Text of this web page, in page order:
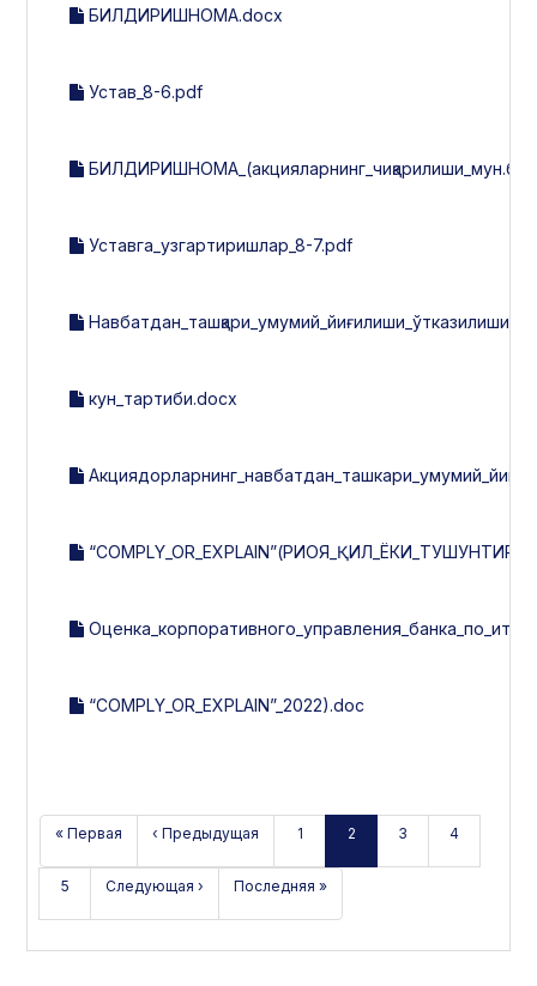
БИЛДИРИШНОМА.docx
Устав_8-6.pdf
БИЛДИРИШНОМА_(акцияларнинг_чиқарилиши_мун.б-
Уставга_узгартиришлар_8-7.pdf
кун_тартиби.docx
“COMPLY_OR_EXPLAIN”(РИОЯ_ҚИЛ_ЁКИ_ТУШУНТИР-
“COMPLY_OR_EXPLAIN”_2022).doc
« Первая ‹ Предыдущая 1 2 3 4
5 Следующая › Последняя »